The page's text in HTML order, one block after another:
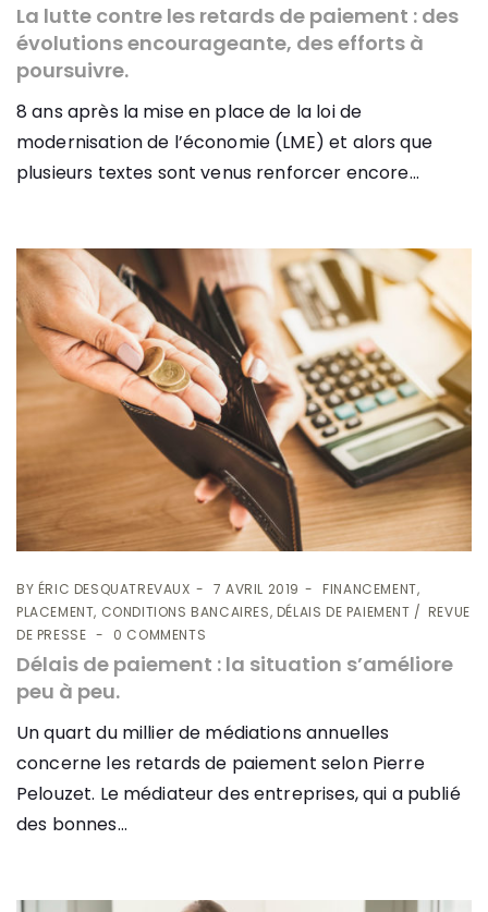
La lutte contre les retards de paiement : des
évolutions encourageante, des efforts à
poursuivre.
8 ans après la mise en place de la loi de
modernisation de l’économie (LME) et alors que
plusieurs textes sont venus renforcer encore...
BY ÉRIC DESQUATREVAUX 7 AVRIL 2019
FINANCEMENT,
PLACEMENT, CONDITIONS BANCAIRES, DÉLAIS DE PAIEMENT
REVUE
DE PRESSE
0 COMMENTS
Délais de paiement : la situation s’améliore
peu à peu.
Un quart du millier de médiations annuelles
concerne les retards de paiement selon Pierre
Pelouzet. Le médiateur des entreprises, qui a publié
des bonnes...